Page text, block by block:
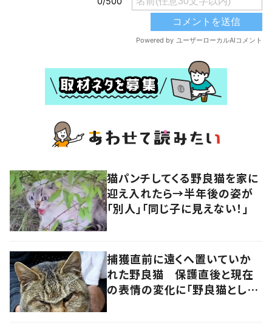
猫パンチしてくる野良猫を家に
迎え入れたら→半年後の姿が
「別人」「同じ子に見えない！」
捕獲直前に遠くへ置いていか
れた野良猫 保護直後と現在
の表情の変化に「野良猫として